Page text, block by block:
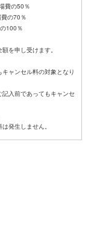
費の50％
の70％
100％
を申し受けます。
ャンセル料の対象となり
入前であってもキャンセ